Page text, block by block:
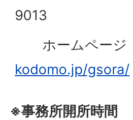
9013
ホームページ
kodomo.jp/gsora/
※事務所開所時間